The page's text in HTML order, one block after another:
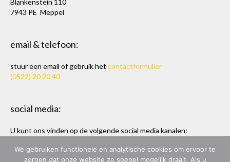
Blankenstein 110
7943 PE Meppel
email & telefoon:
stuur een email of gebruik het contactformulier
(0522) 20 20 40
social media:
U kunt ons vinden op de volgende social media kanalen:
We gebruiken functionele en analytische cookies om ervoor te
zorgen dat onze website zo soepel mogelijk draait. Als u